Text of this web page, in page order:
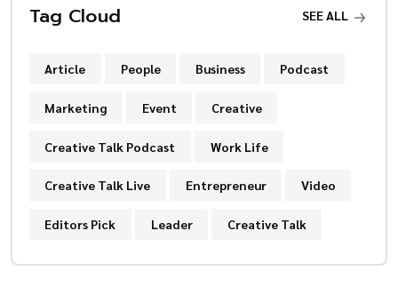
Tag Cloud SEE ALL
Article People Business Podcast
Marketing Event Creative
Creative Talk Podcast Work Life
Creative Talk Live Entrepreneur Video
Editors Pick Leader Creative Talk